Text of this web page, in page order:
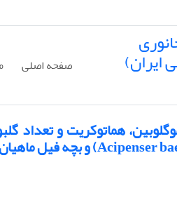
صفحه اصلی
هماتوکریت و